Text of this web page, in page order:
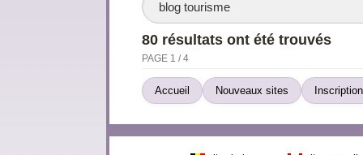
80 résultats ont été trouvés
PAGE 1 / 4
Accueil Nouveaux sites